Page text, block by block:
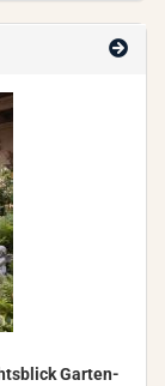
Gar­ten­